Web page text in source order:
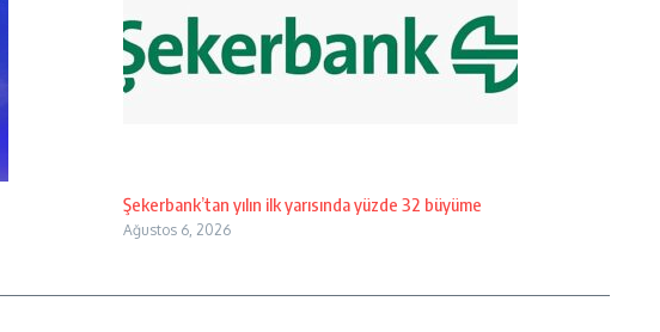
Şekerbank’tan yılın ilk yarısında yüzde 32 büyüme
Ağustos 6, 2026